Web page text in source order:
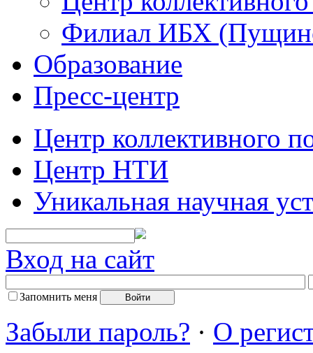
Филиал ИБХ
Образование
Пресс-центр
Центр коллективного
Центр НТИ
Уникальная научная
Вход на сайт
Запомнить меня
Забыли пароль? · О